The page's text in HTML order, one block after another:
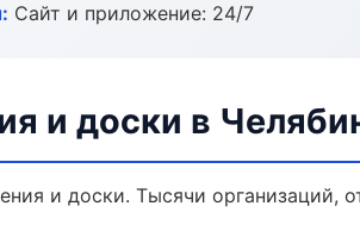
Сайт и приложение: 24/7
и доски в
и доски. Тысячи организаций,